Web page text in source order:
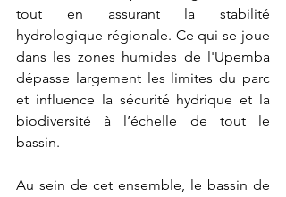
tout en assurant la stabilité
hydrologique régionale. Ce qui se joue
dans les zones humides de l'Upemba
dépasse largement les limites du parc
et influence la sécurité hydrique et la
biodiversité à l’échelle de tout le
bassin.
Au sein de cet ensemble, le bassin de